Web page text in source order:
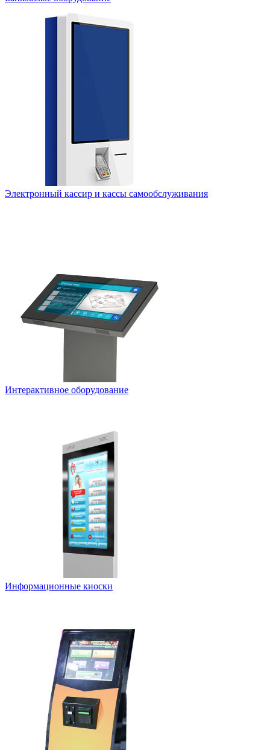
Электронный кассир и кассы самообслуживания
Интерактивное оборудование
Информационные киоски